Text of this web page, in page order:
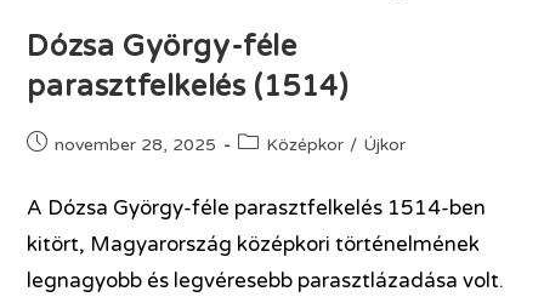
Dózsa György-féle
parasztfelkelés (1514)
november 28, 2025 Középkor / Újkor
A Dózsa György-féle parasztfelkelés 1514-ben
kitört, Magyarország középkori történelmének
legnagyobb és legvéresebb parasztlázadása volt.